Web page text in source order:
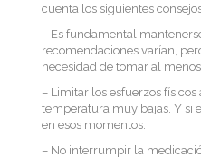
cuenta los siguientes
– Es fundamental
recomendaciones varían,
necesidad de tomar al
– Limitar los esfuerzos
temperatura muy bajas. Y si
en esos momentos.
– No interrumpir la